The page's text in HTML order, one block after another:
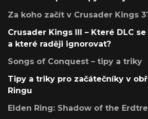
Za koho začít v Crusader Kings
Crusader Kings III – Které DLC
a které raději ignorovat?
Songs of Conquest – tipy a triky
Tipy a triky pro začátečníky v
Ringu
Elden Ring: Shadow of the